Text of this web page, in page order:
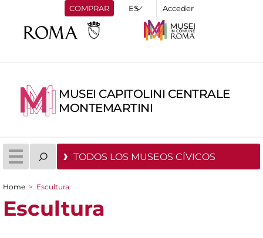
COMPRAR Acceder
MUSEI CAPITOLINI CENTRALE
MONTEMARTINI
TODOS LOS MUSEOS CÍVICOS
You are here
Home > Escultura
Escultura